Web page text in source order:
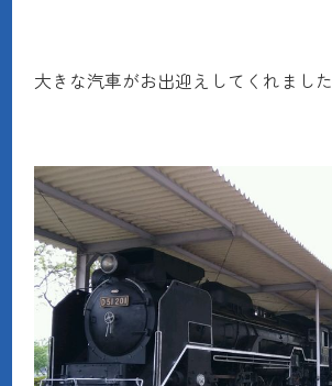
大きな汽車がお出迎えしてくれました